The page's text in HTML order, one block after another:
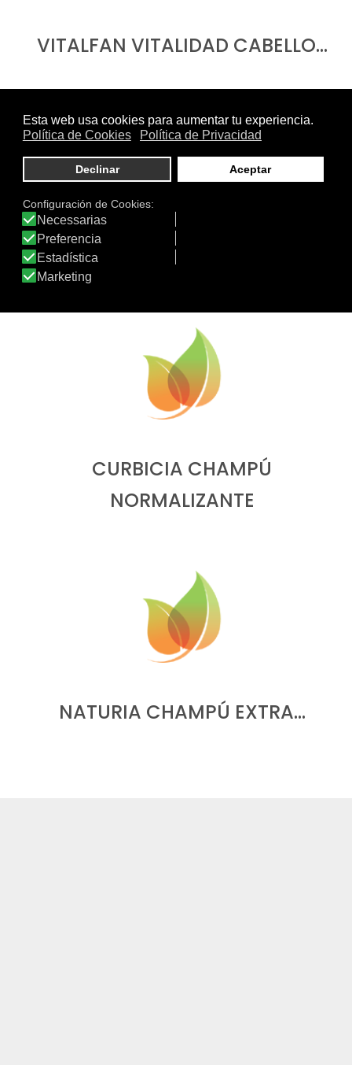
VITALFAN VITALIDAD CABELLO…
CHAMPÚ NUTRI-REPARADOR…
CURBICIA CHAMPÚ
NORMALIZANTE
NATURIA CHAMPÚ EXTRA…